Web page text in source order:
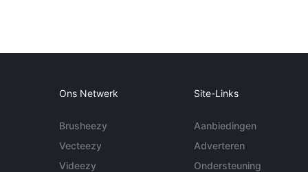
Ons Netwerk
Brusheezy
Vecteezy
Videezy
Site-Links
Aanbiedingen
Adverteren
Ondersteuning